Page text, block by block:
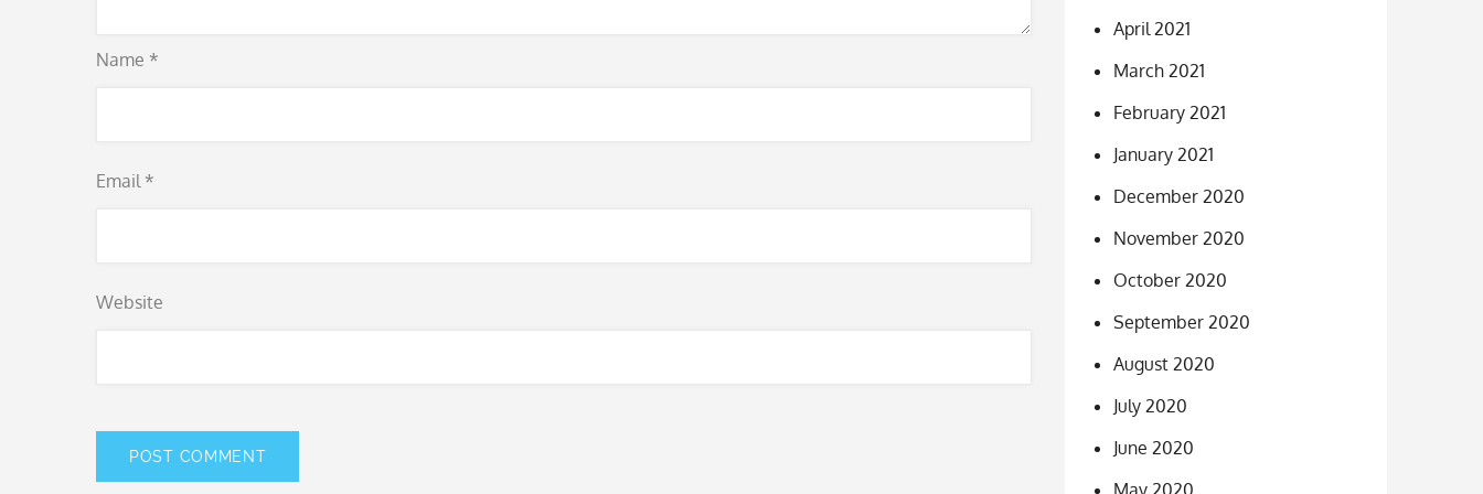
Name *
Email *
Website
April 2021
March 2021
February 2021
January 2021
December 2020
November 2020
October 2020
September 2020
August 2020
July 2020
June 2020
May 2020